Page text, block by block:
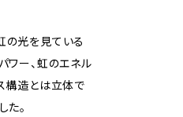
の光を見ている
ワー、虹のエネル
構造とは立体で
た。